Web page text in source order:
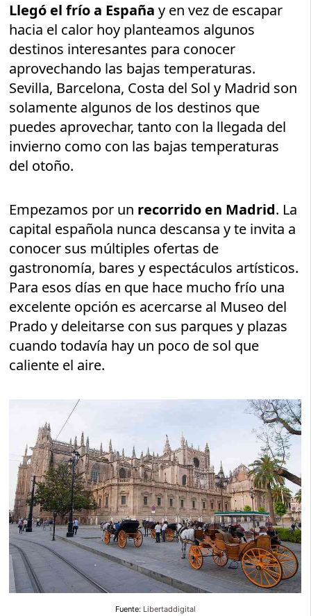
Llegó el frío a España y en vez de escapar
hacia el calor hoy planteamos algunos
destinos interesantes para conocer
aprovechando las bajas temperaturas.
Sevilla, Barcelona, Costa del Sol y Madrid son
solamente algunos de los destinos que
puedes aprovechar, tanto con la llegada del
invierno como con las bajas temperaturas
del otoño.
Empezamos por un recorrido en Madrid. La
capital española nunca descansa y te invita a
conocer sus múltiples ofertas de
gastronomía, bares y espectáculos artísticos.
Para esos días en que hace mucho frío una
excelente opción es acercarse al Museo del
Prado y deleitarse con sus parques y plazas
cuando todavía hay un poco de sol que
caliente el aire.
Fuente: Libertaddigital